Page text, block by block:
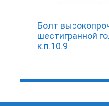
Болт
шестигранной
к.п.10.9